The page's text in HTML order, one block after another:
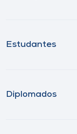
Estudantes
Diplomados